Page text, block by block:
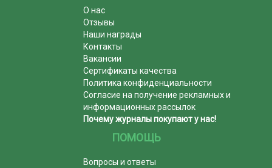
О нас
Отзывы
Наши награды
Контакты
Вакансии
Сертификаты качества
Политика конфиденциальности
Согласие на получение рекламных и
информационных рассылок
Почему журналы покупают у нас!
ПОМОЩЬ
Вопросы и ответы